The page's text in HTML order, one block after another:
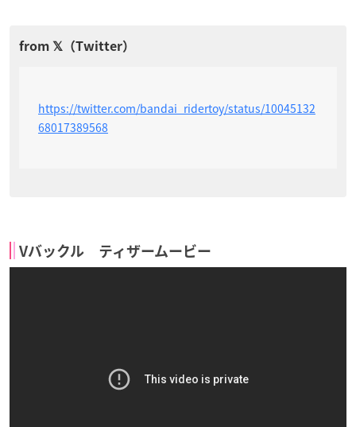
https://twitter.com/bandai_ridertoy/status/10045132
68017389568
Vバックル ティザームービー